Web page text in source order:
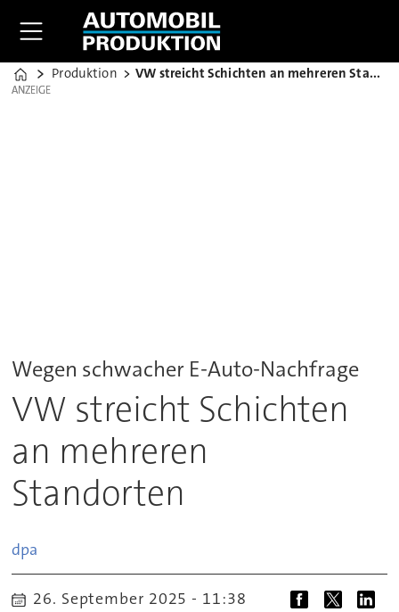
Home
Produktion VW streicht Schichten an mehreren Standorten
ANZEIGE
ANZEIGE
Wegen schwacher E-Auto-Nachfrage
VW streicht Schichten
an mehreren
Standorten
dpa
26. September 2025 - 11:38